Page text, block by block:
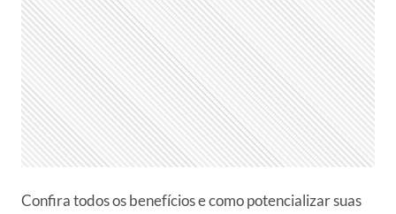
Confira todos os benefícios e como potencializar suas